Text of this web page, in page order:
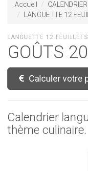
Accueil
LANGUETTE 12
LANGUETTE 12
GOÛTS
Calculer votre
Calendrier
thème culinaire.